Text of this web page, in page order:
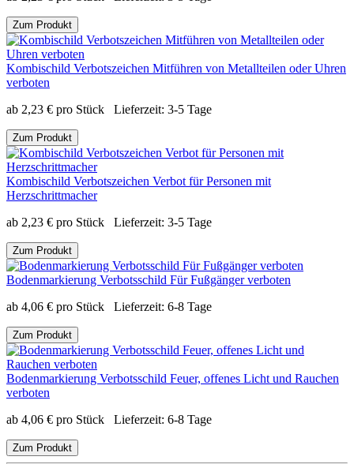
Zum Produkt
Kombischild Verbotszeichen Mitführen von Metallteilen oder Uhren
verboten
ab 2,23 € pro Stück Lieferzeit: 3-5 Tage
Zum Produkt
Kombischild Verbotszeichen Verbot für Personen mit
Herzschrittmacher
ab 2,23 € pro Stück Lieferzeit: 3-5 Tage
Zum Produkt
Bodenmarkierung Verbotsschild Für Fußgänger verboten
ab 4,06 € pro Stück Lieferzeit: 6-8 Tage
Zum Produkt
Bodenmarkierung Verbotsschild Feuer, offenes Licht und Rauchen
verboten
ab 4,06 € pro Stück Lieferzeit: 6-8 Tage
Zum Produkt